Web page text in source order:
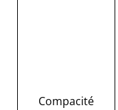
Compacité